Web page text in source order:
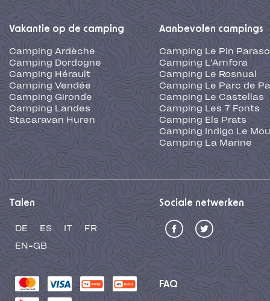
Vakantie op de camping
Camping Ardèche
Camping Dordogne
Camping Hérault
Camping Vendée
Camping Gironde
Camping Landes
Stacaravan Huren
Aanbevolen campings
Camping Le Pin
Camping L'Amfora
Camping Le Rosnual
Camping Le Parc de
Camping Le Castellas
Camping Les 7 Fonts
Camping Els Prats
Camping Indigo Le
Camping La Marine
Talen
DE ES IT
FR
EN-GB
Sociale netwerken
FAQ